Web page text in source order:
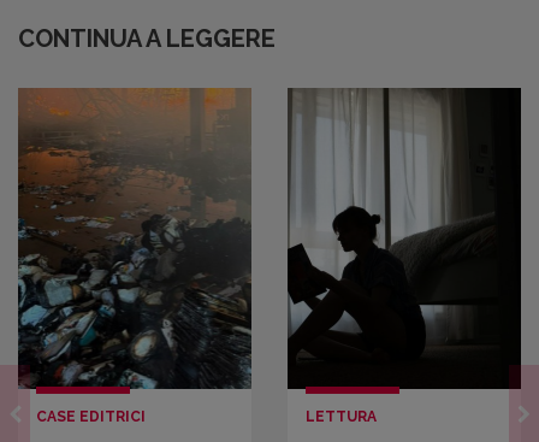
CONTINUA A LEGGERE
CASE EDITRICI LETTURA